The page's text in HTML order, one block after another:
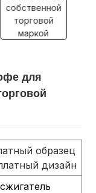
для
образец
дизайн